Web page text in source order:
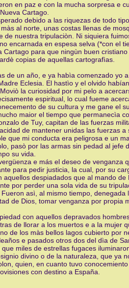
en paz e con la mucha sorpresa e
Cartago.
debido a las riquezas de todo
al norte, unas costas llenas de
nuestra tripulaciòn. Ni siquiera
encarnada en espesa selva (*con el
para que ningùn buen
copias de aquellas cartografìas.
de un año, e ya habìa comenzado yo
Eclesia. El hastìo y el olvido
la curiosidad por mi pelo a
espiritual, lo cual fueme
de su cultura y me gane el
maior el tiempo que permanecìa
de Tuy, capitan de las fuerzas
de mantener unidas las fuerzas
que mi conducta era peligrosa e un
pasò por las armas sin pedad al
su vida.
e más el deseo de venganza
para pedir justicia, la cual, por su
despiadados que al mando
por perder una sola vida de su
asì, al mismo tiempo,
de Dios, tomar venganza por propia
con aquellos depravados
de llorar a los muertos e a la mujer
de los màs bellos lagos cubierto por
e pasados otros dos del dìa de
miles de estrellas fugaces
divino o de la naturaleza, que ya
quien, en cuanto tuvo
con destino a España.